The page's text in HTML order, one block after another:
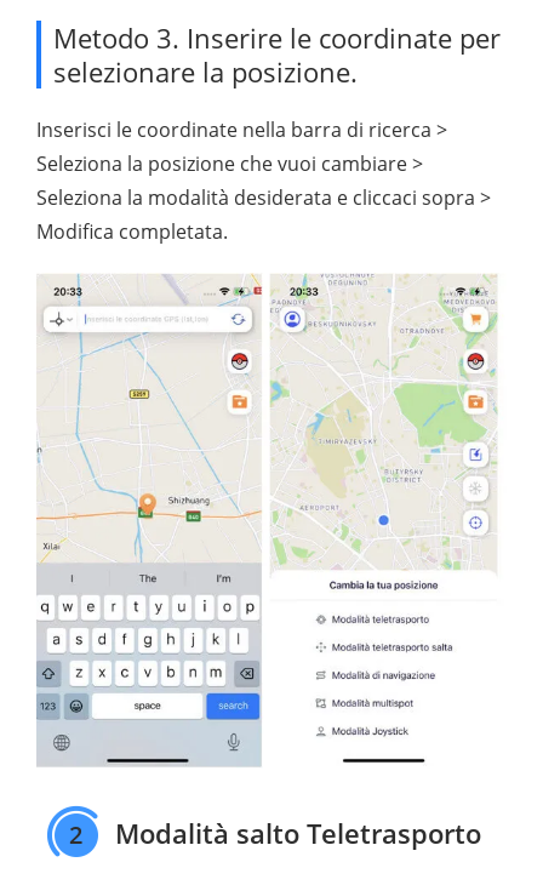
Metodo 3. Inserire le coordinate per
selezionare la posizione.
Inserisci le coordinate nella barra di ricerca >
Seleziona la posizione che vuoi cambiare >
Seleziona la modalità desiderata e cliccaci sopra >
Modifica completata.
2 Modalità salto Teletrasporto